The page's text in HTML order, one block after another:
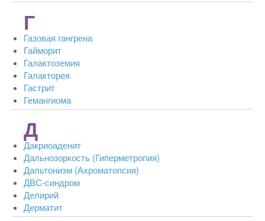
Г
Газовая гангрена
Гайморит
Галактоземия
Галакторея
Гастрит
Гемангиома
Д
Дакриоаденит
Дальнозоркость (Гиперметропия)
Дальтонизм (Ахроматопсия)
ДВС-синдром
Делирий
Дерматит